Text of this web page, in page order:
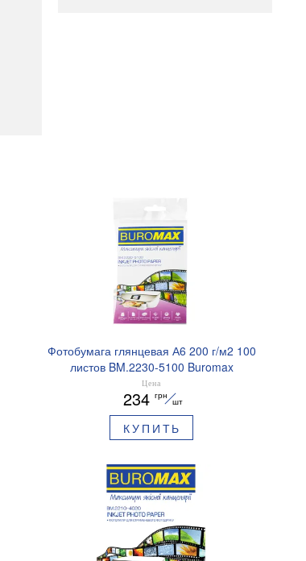
Фотобумага глянцевая А6 200 г/м2 100
листов BM.2230-5100 Buromax
Цена
234 грн
шт
КУПИТЬ